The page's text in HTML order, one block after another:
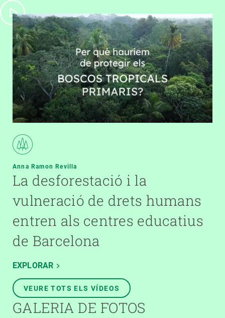
Anna Ramon Revilla
La desforestació i la
vulneració de drets humans
entren als centres educatius
de Barcelona
EXPLORAR
VEURE TOTS ELS VÍDEOS
GALERIA DE FOTOS